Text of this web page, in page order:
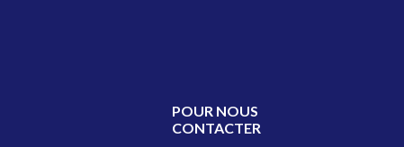
POUR NOUS
CONTACTER